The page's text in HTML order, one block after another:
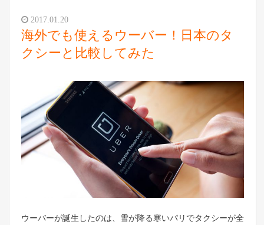
2017.01.20
海外でも使えるウーバー！日本のタ
クシーと比較してみた
ウーバーが誕生したのは、雪が降る寒いパリでタクシーが全